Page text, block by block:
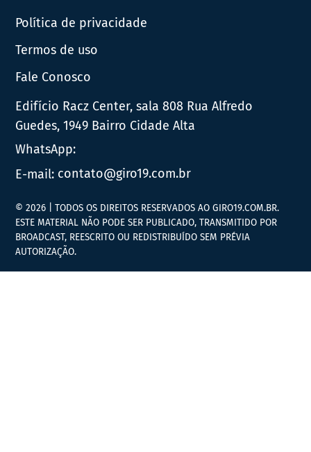
Política de privacidade
Termos de uso
Fale Conosco
Edifício Racz Center, sala 808 Rua Alfredo
Guedes, 1949 Bairro Cidade Alta
WhatsApp:
E-mail: contato@giro19.com.br
© 2026 | TODOS OS DIREITOS RESERVADOS AO GIRO19.COM.BR.
ESTE MATERIAL NÃO PODE SER PUBLICADO, TRANSMITIDO POR
BROADCAST, REESCRITO OU REDISTRIBUÍDO SEM PRÉVIA
AUTORIZAÇÃO.